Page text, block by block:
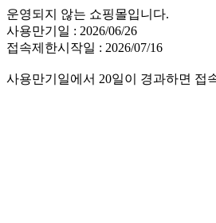
운영되지 않는 쇼핑몰입니다.
사용만기일 : 2026/06/26
접속제한시작일 : 2026/07/16
사용만기일에서 20일이 경과하면 접